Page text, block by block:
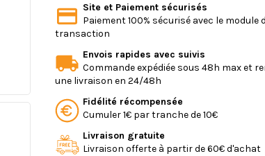
Site et Paiement sécurisés
Paiement 100% sécurisé avec le module
transaction
Envois rapides avec suivis
Commande expédiée sous 48h max et
une livraison en 24/48h
Fidélité récompensée
Cumuler 1€ par tranche de 10€
Livraison gratuite
Livraison offerte à partir de 60€ d'achat